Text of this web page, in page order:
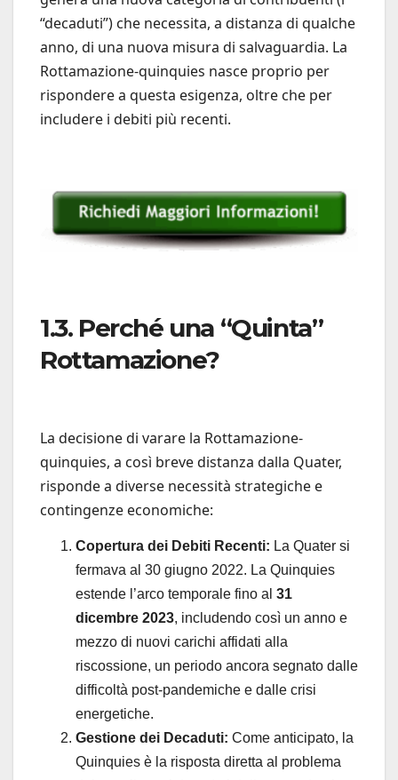
“decaduti”) che necessita, a distanza di qualche
anno, di una nuova misura di salvaguardia. La
Rottamazione-quinquies nasce proprio per
rispondere a questa esigenza, oltre che per
includere i debiti più recenti.
1.3. Perché una “Quinta”
Rottamazione?
La decisione di varare la Rottamazione-
quinquies, a così breve distanza dalla Quater,
risponde a diverse necessità strategiche e
contingenze economiche:
Copertura dei Debiti Recenti: La Quater si
fermava al 30 giugno 2022. La Quinquies
estende l’arco temporale fino al 31
dicembre 2023, includendo così un anno e
mezzo di nuovi carichi affidati alla
riscossione, un periodo ancora segnato dalle
difficoltà post-pandemiche e dalle crisi
energetiche.
Gestione dei Decaduti: Come anticipato, la
Quinquies è la risposta diretta al problema